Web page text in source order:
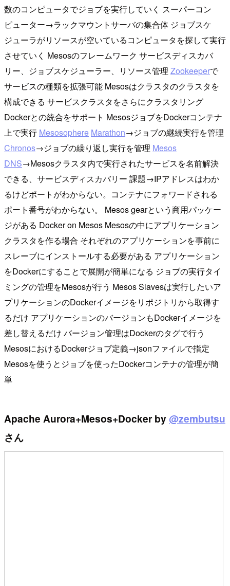
数のコンピュータでジョブを実行していく スーパーコン
ピューター→ラックマウントサーバの集合体 ジョブスケ
ジューラがリソースが空いているコンピュータを探して実行
させていく Mesosのフレームワーク サービスディスカバ
リー、ジョブスケジューラー、リソース管理 Zookeeperで
サービスの種類を拡張可能 Mesosはクラスタのクラスタを
構成できる サービスクラスタをさらにクラスタリング
Dockerとの統合をサポート MesosジョブをDockerコンテナ
上で実行 Mesosophere Marathon→ジョブの継続実行を管理
Chronos→ジョブの繰り返し実行を管理 Mesos
DNS→Mesosクラスタ内で実行されたサービスを名前解決
できる、サービスディスカバリー 課題→IPアドレスはわか
るけどポートがわからない。コンテナにフォワードされる
ポート番号がわからない。 Mesos gearという商用パッケー
ジがある Docker on Mesos Mesosの中にアプリケーション
クラスタを作る場合 それぞれのアプリケーションを事前に
スレーブにインストールする必要がある アプリケーション
をDockerにすることで展開が簡単になる ジョブの実行タイ
ミングの管理をMesosが行う Mesos Slavesは実行したいア
プリケーションのDockerイメージをリポジトリから取得す
るだけ アプリケーションのバージョンもDockerイメージを
差し替えるだけ バージョン管理はDockerのタグで行う
MesosにおけるDockerジョブ定義→jsonファイルで指定
Mesosを使うとジョブを使ったDockerコンテナの管理が簡
単
Apache Aurora+Mesos+Docker by@zembutsu
さん